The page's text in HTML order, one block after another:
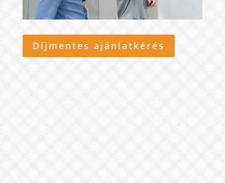
Díjmentes ajánlatkérés